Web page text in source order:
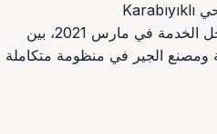
يجمع مصنعنا في Narlı، الذي دخل الخدمة في مارس 2021، بين
ومصنع الجير في منظومة متكاملة